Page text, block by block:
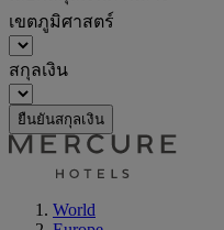
เขตภูมิศาสตร์
สกุลเงิน
ยืนยันสกุลเงิน
World